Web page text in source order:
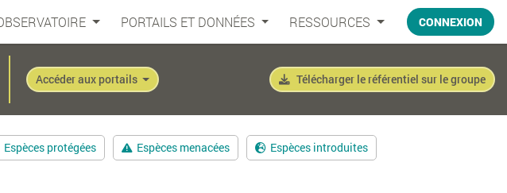
PORTAILS ET DONNÉES RESSOURCES CONNEXION
Accéder aux portails Télécharger le référentiel sur le groupe
Espèces protégées Espèces menacées Espèces introduites